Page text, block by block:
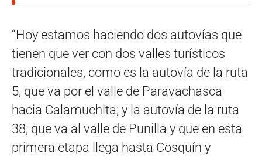
“Hoy estamos haciendo dos autovías que
tienen que ver con dos valles turísticos
tradicionales, como es la autovía de la ruta
5, que va por el valle de Paravachasca
hacia Calamuchita; y la autovía de la ruta
38, que va al valle de Punilla y que en esta
primera etapa llega hasta Cosquín y